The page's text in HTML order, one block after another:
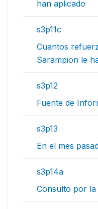
han aplicado
s3p11c
Cuantos
Sarampion le
s3p12
Fuente de
s3p13
En el mes
s3p14a
Consulto por la